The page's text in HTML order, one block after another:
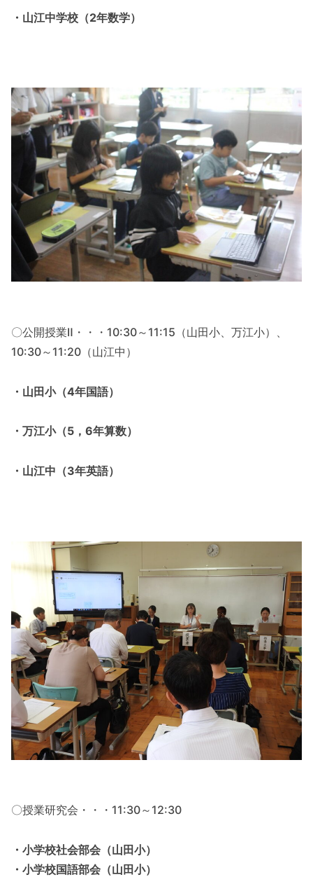
・山江中学校（2年数学）
〇公開授業Ⅱ・・・10:30～11:15（山田小、万江小）、
10:30～11:20（山江中）
・山田小（4年国語）
・万江小（5，6年算数）
・山江中（3年英語）
〇授業研究会・・・11:30～12:30
・小学校社会部会（山田小）
・小学校国語部会（山田小）